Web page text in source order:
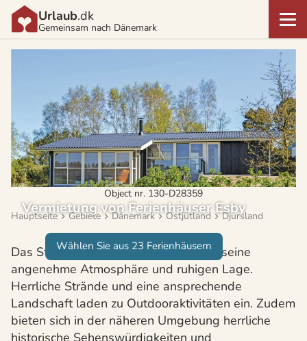
Urlaub.dk
Gemeinsam nach Dänemark
Object nr. 130-D28359
Vermietung von Ferienhäuser Esby
Wählen Sie aus 23 Ferienhäusern
Hauptseite Gebiete Dänemark Ostjütland Djursland
Das Städtchen Esby begeistert durch seine
angenehme Atmosphäre und ruhigen Lage.
Herrliche Strände und eine ansprechende
Landschaft laden zu Outdooraktivitäten ein. Zudem
bieten sich in der näheren Umgebung herrliche
historische Sehenswürdigkeiten und